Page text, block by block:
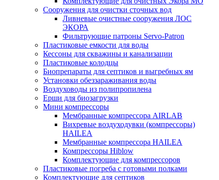
Сооружения для очистки сточных вод
Ливневые очистные сооружения ЛОС
ЭКОРА
Фильтрующие патроны Servo-Patron
Пластиковые емкости для воды
Кессоны для скважины и канализации
Пластиковые колодцы
Биопрепараты для септиков и выгребных ям
Установки обеззараживания воды
Воздуховоды из полипропилена
Ерши для биозагрузки
Мини компрессоры
Мембранные компрессора AIRLAB
Вихревые воздуходувки (компрессоры)
HAILEA
Мембранные компрессора HAILEA
Компрессоры Hiblow
Комплектующие для компрессоров
Пластиковые погреба с готовыми полками
Комплектующие для септиков